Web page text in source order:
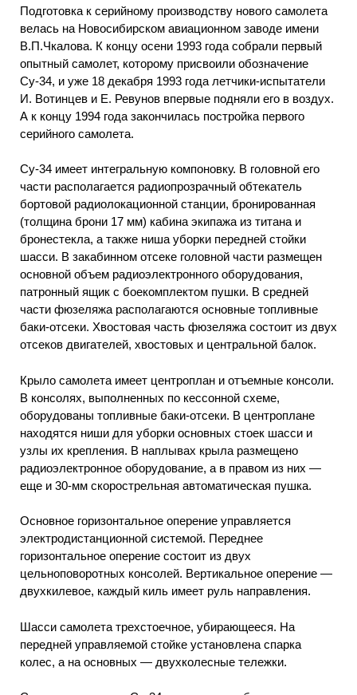
Подготовка к серийному производству нового самолета
велась на Новосибирском авиационном заводе имени
В.П.Чкалова. К концу осени 1993 года собрали первый
опытный самолет, которому присвоили обозначение
Су-34, и уже 18 декабря 1993 года летчики-испытатели
И. Вотинцев и Е. Ревунов впервые подняли его в воздух.
А к концу 1994 года закончилась постройка первого
серийного самолета.
Су-34 имеет интегральную компоновку. В головной его
части располагается радиопрозрачный обтекатель
бортовой радиолокационной станции, бронированная
(толщина брони 17 мм) кабина экипажа из титана и
бронестекла, а также ниша уборки передней стойки
шасси. В закабинном отсеке головной части размещен
основной объем радиоэлектронного оборудования,
патронный ящик с боекомплектом пушки. В средней
части фюзеляжа располагаются основные топливные
баки-отсеки. Хвостовая часть фюзеляжа состоит из двух
отсеков двигателей, хвостовых и центральной балок.
Крыло самолета имеет центроплан и отъемные консоли.
В консолях, выполненных по кессонной схеме,
оборудованы топливные баки-отсеки. В центроплане
находятся ниши для уборки основных стоек шасси и
узлы их крепления. В наплывах крыла размещено
радиоэлектронное оборудование, а в правом из них —
еще и 30-мм скорострельная автоматическая пушка.
Основное горизонтальное оперение управляется
электродистанционной системой. Переднее
горизонтальное оперение состоит из двух
цельноповоротных консолей. Вертикальное оперение —
двухкилевое, каждый киль имеет руль направления.
Шасси самолета трехстоечное, убирающееся. На
передней управляемой стойке установлена спарка
колес, а на основных — двухколесные тележки.